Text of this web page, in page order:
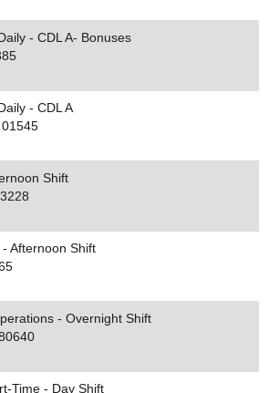
- CDL A- Bonuses
- CDL A
Shift
Afternoon Shift
- Overnight Shift
Time - Day Shift